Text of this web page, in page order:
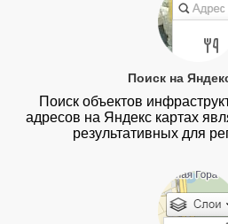
Поиск на
Поиск объектов
адресов на Яндекс картах
результативных для